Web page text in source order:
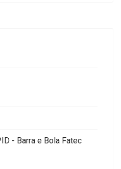
- Barra e Bola Fatec